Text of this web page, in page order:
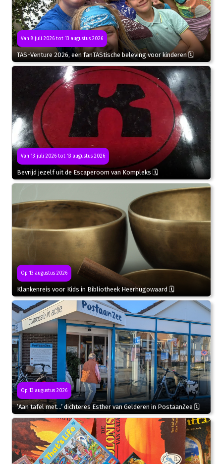
Van 8 juli 2026 tot 13 augustus 2026
TAS-Venture 2026, een fanTAStische beleving voor kinderen 🗓
Van 13 juli 2026 tot 13 augustus 2026
Bevrijd jezelf uit de Escaperoom van Kompleks 🗓
Op 13 augustus 2026
Klankenreis voor Kids in Bibliotheek Heerhugowaard 🗓
Op 13 augustus 2026
‘Aan tafel met…’ dichteres Esther van Gelderen in PostaanZee 🗓